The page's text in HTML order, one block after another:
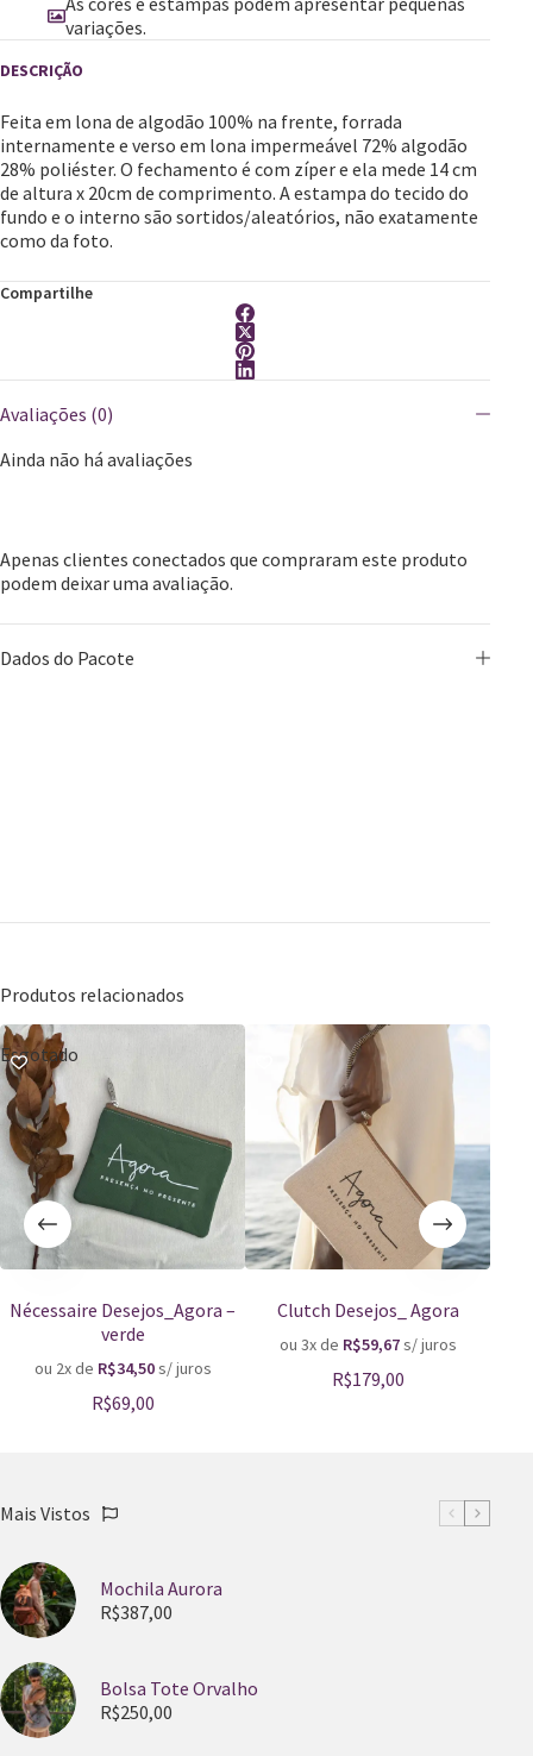
variações.
Feita em lona de algodão 100% na frente, forrada
internamente e verso em lona impermeável 72% algodão
28% poliéster. O fechamento é com zíper e ela mede 14 cm
de altura x 20cm de comprimento. A estampa do tecido do
fundo e o interno são sortidos/aleatórios, não exatamente
como da foto.
Compartilhe
Avaliações (0)
Ainda não há avaliações
Apenas clientes conectados que compraram este produto
podem deixar uma avaliação.
Dados do Pacote
Produtos relacionados
Esgotado
Nécessaire Desejos_Agora –
verde
ou 2x de R$34,50s/ juros
R$69,00
Clutch Desejos_ Agora
ou 3x de R$59,67s/ juros
R$179,00
Mais Vistos
Mochila Aurora
R$387,00
Bolsa Tote Orvalho
R$250,00